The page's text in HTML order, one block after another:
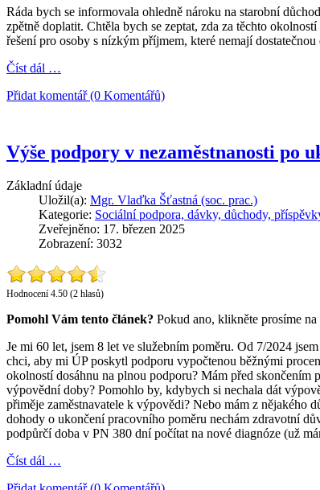
Ráda bych se informovala ohledně nároku na starobní
zpětně doplatit. Chtěla bych se zeptat, zda za těchto
řešení pro osoby s nízkým příjmem, které nemají
Číst dál …
Přidat komentář (0 Komentářů)
Výše podpory v nezaměstnanosti po
Základní údaje
Uložil(a): Mgr. Vlaďka Šťastná (soc. prac.)
Kategorie: Sociální podpora, dávky, důchody,
Zveřejněno: 17. březen 2025
Zobrazení: 3032
Hodnocení 4.50 (2 hlasů)
Pomohl Vám tento článek? Pokud ano, klikněte prosíme
Je mi 60 let, jsem 8 let ve služebním poměru. Od 7/2024
chci, aby mi ÚP poskytl podporu vypočtenou běžnými
okolností dosáhnu na plnou podporu? Mám před
výpovědní doby? Pomohlo by, kdybych si nechala dát
přiměje zaměstnavatele k výpovědi? Nebo mám z nějakého
dohody o ukončení pracovního poměru nechám zdravotní
podpůrčí doba v PN 380 dní počítat na nové diagnóze (už
Číst dál …